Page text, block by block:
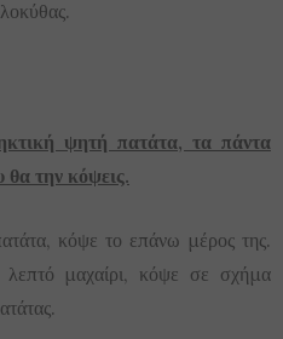
ψητή πατάτα, τα πάντα
θα την κόψεις.
κόψε το επάνω μέρος της.
λεπτό μαχαίρι, κόψε σε σχήμα